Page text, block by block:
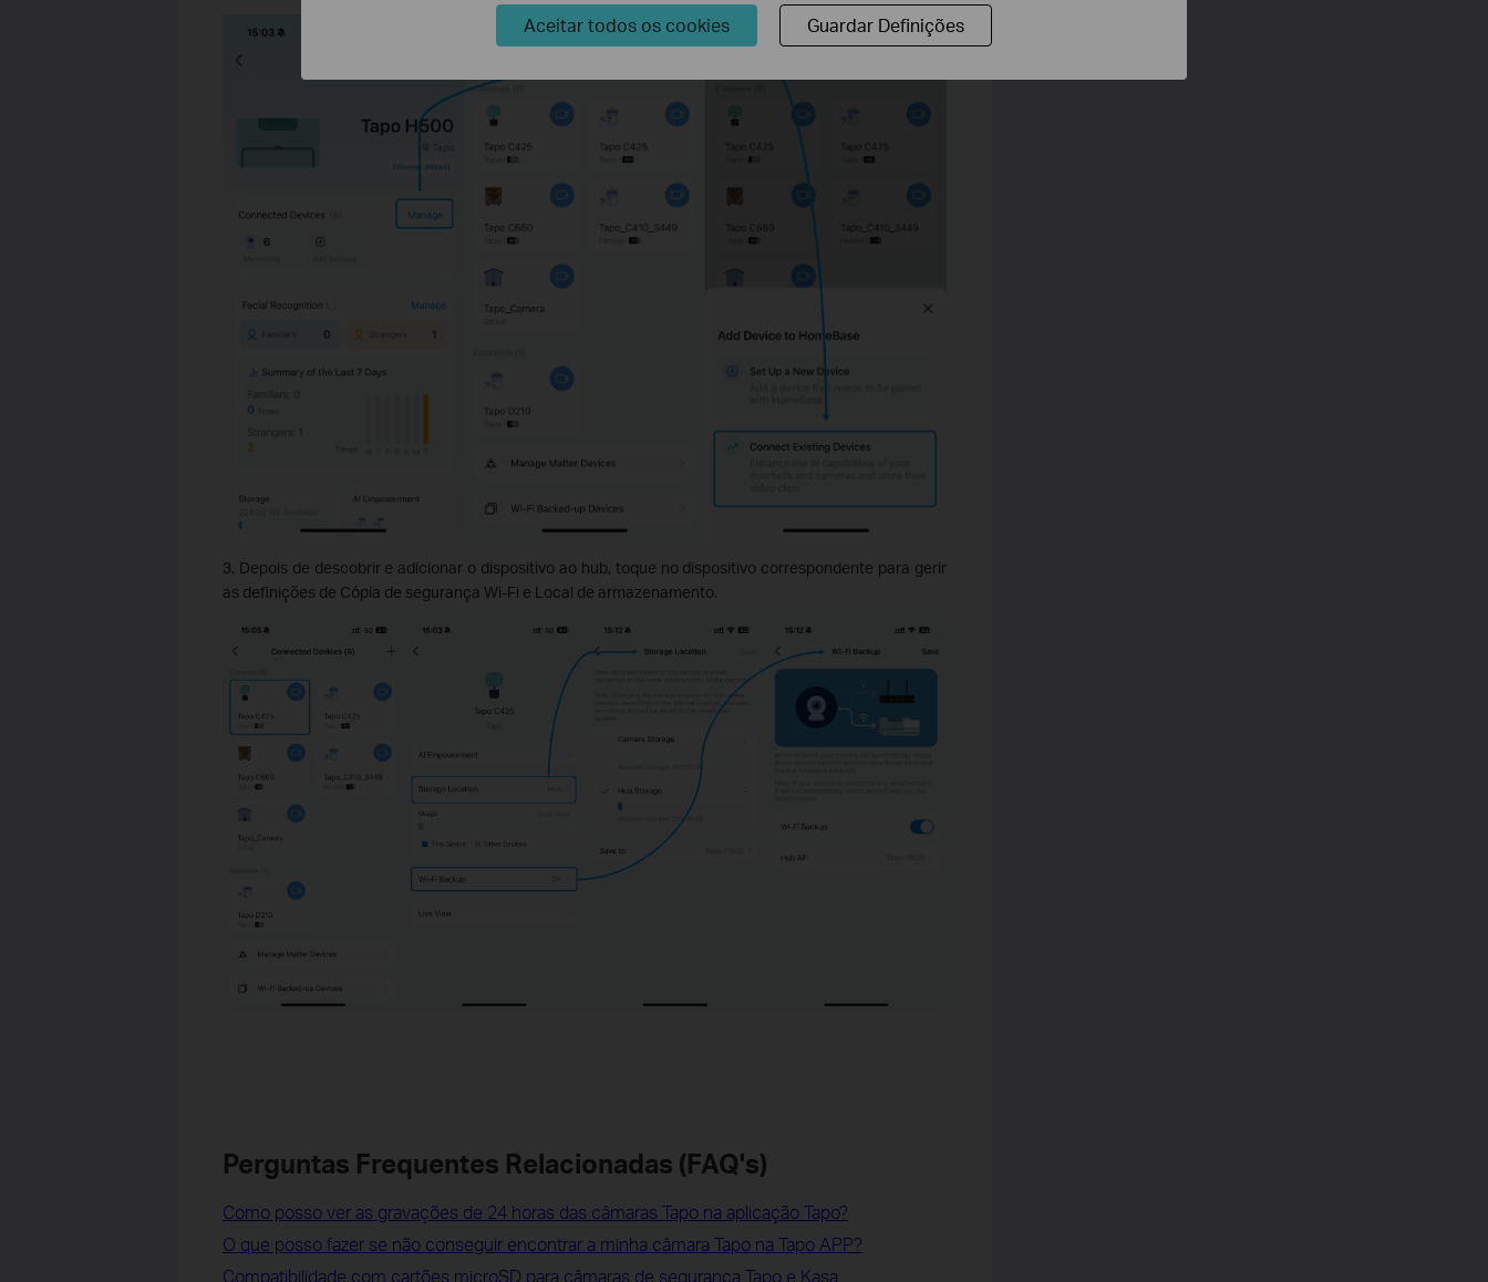
3. Depois de descobrir e adicionar o dispositivo ao hub, toque no dispositivo correspondente para gerir
as definições de Cópia de segurança Wi-Fi e Local de armazenamento.
Perguntas Frequentes Relacionadas (FAQ's)
Como posso ver as gravações de 24 horas das câmaras Tapo na aplicação Tapo?
O que posso fazer se não conseguir encontrar a minha câmara Tapo na Tapo APP?
Compatibilidade com cartões microSD para câmaras de segurança Tapo e Kasa
Aceitar todos os cookies Guardar Definições